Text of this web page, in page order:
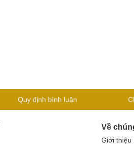
Quy định bình luận
Về
Giới thiệu